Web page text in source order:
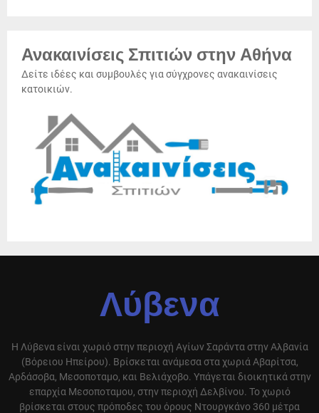
Ανακαινίσεις Σπιτιών στην Αθήνα
Δείτε ιδέες και συμβουλές για σύγχρονες ανακαινίσεις
κατοικιών.
Λύβενα
Η Λύβενα είναι χωριό στην περιοχή Αγίων Σαράντα στην Αλβανία
(Βόρειου Ηπείρου). Βρίσκεται ανάμεσα στα χωριά Αβαρίτσα,
Αρδάσοβα, Μεσοποταμο, και Βελιάχοβο. Υπάγεται διοικητικά στην
επαρχία Μεσοποταμου, στην περιοχή Δελβίνου. Το χωριό
βρίσκεται στους πρόποδες του όρους Ντουργκάνο 360 μέτρα